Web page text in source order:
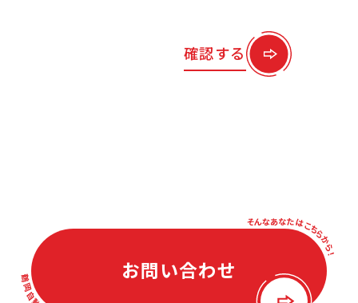
確認する
お問い合わせ